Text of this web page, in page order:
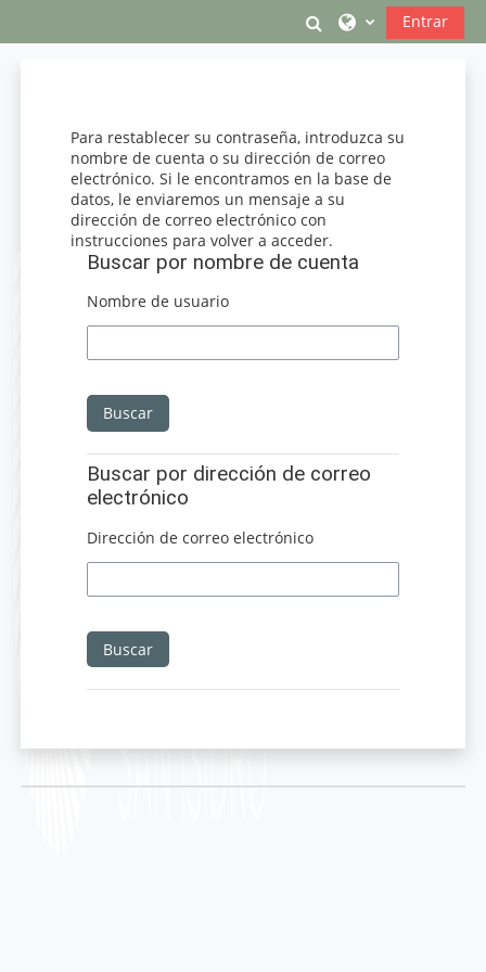
ConmutarEntrar
Para restablecer su contraseña, introduzca su
nombre de cuenta o su dirección de correo
electrónico. Si le encontramos en la base de
datos, le enviaremos un mensaje a su
dirección de correo electrónico con
instrucciones para volver a acceder.
Buscar por nombre de cuenta
Buscar por nombre de cuenta
Nombre de usuario
Buscar por dirección de correo electrónico
Buscar por dirección de correo
electrónico
Dirección de correo electrónico